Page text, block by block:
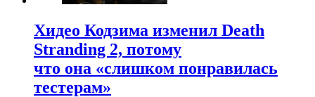
Хидео Кодзима изменил Death
Stranding 2, потому
что она «слишком понравилась
тестерам»